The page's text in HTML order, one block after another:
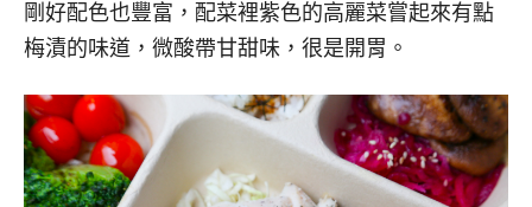
剛好配色也豐富，配菜裡紫色的高麗菜嘗起來有點
梅漬的味道，微酸帶甘甜味，很是開胃。